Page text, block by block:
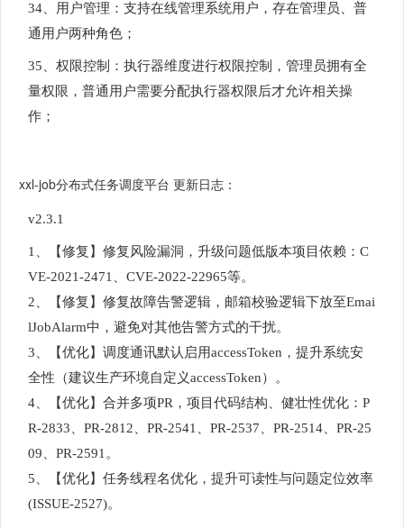
34、用户管理：支持在线管理系统用户，存在管理员、普
通用户两种角色；
35、权限控制：执行器维度进行权限控制，管理员拥有全
量权限，普通用户需要分配执行器权限后才允许相关操
作；
xxl-job分布式任务调度平台 更新日志：
v2.3.1
1、【修复】修复风险漏洞，升级问题低版本项目依赖：C
VE-2021-2471、CVE-2022-22965等。
2、【修复】修复故障告警逻辑，邮箱校验逻辑下放至Emai
lJobAlarm中，避免对其他告警方式的干扰。
3、【优化】调度通讯默认启用accessToken，提升系统安
全性（建议生产环境自定义accessToken）。
4、【优化】合并多项PR，项目代码结构、健壮性优化：P
R-2833、PR-2812、PR-2541、PR-2537、PR-2514、PR-25
09、PR-2591。
5、【优化】任务线程名优化，提升可读性与问题定位效率
(ISSUE-2527)。